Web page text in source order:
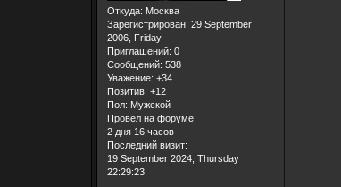
Откуда: Москва
Зарегистрирован: 29 September
2006, Friday
Приглашений: 0
Сообщений: 538
Уважение: +34
Позитив: +12
Пол: Мужской
Провел на форуме:
2 дня 16 часов
Последний визит:
19 September 2024, Thursday
22:29:23